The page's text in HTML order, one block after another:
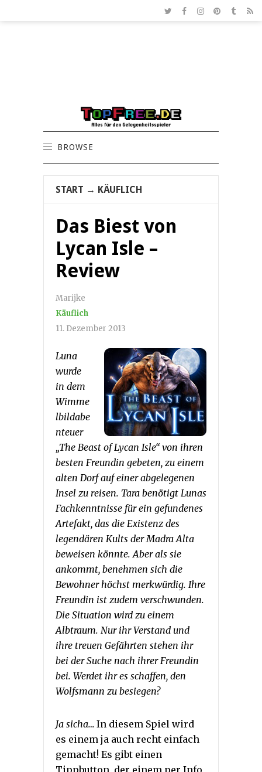
BROWSE
START → KÄUFLICH
Das Biest von
Lycan Isle –
Review
Marijke
Käuflich
11. Dezember 2013
Luna
wurde
in dem
Wimme
lbildabe
nteuer
„The Beast of Lycan Isle“ von ihren
besten Freundin gebeten, zu einem
alten Dorf auf einer abgelegenen
Insel zu reisen. Tara benötigt Lunas
Fachkenntnisse für ein gefundenes
Artefakt, das die Existenz des
legendären Kults der Madra Alta
beweisen könnte. Aber als sie
ankommt, benehmen sich die
Bewohner höchst merkwürdig. Ihre
Freundin ist zudem verschwunden.
Die Situation wird zu einem
Albtraum. Nur ihr Verstand und
ihre treuen Gefährten stehen ihr
bei der Suche nach ihrer Freundin
bei. Werdet ihr es schaffen, den
Wolfsmann zu besiegen?
Ja sicha… In diesem Spiel wird
es einem ja auch recht einfach
gemacht! Es gibt einen